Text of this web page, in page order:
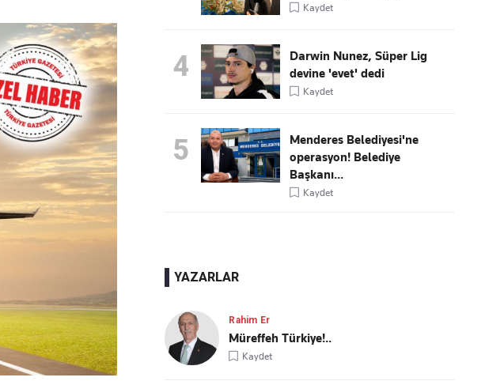
Kaydet
4
Darwin Nunez, Süper Lig
devine 'evet' dedi
Kaydet
5
Menderes Belediyesi'ne
operasyon! Belediye
Başkanı...
Kaydet
YAZARLAR
Rahim Er
Müreffeh Türkiye!..
Kaydet